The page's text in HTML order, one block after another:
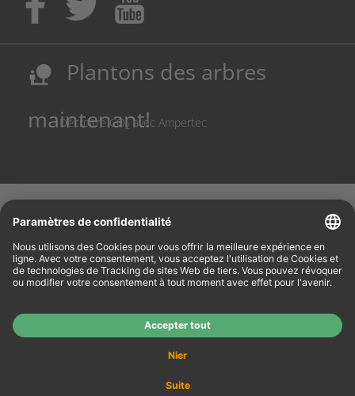
Achetez des encres et toners là, où vos enfants font
leur apprentissage!
Réduction des coûts et conservation des ressources
nature_people
Plantons des arbres
maintenant!
Décroître CO2avec Ampertec
Rendez-vous sur notre site